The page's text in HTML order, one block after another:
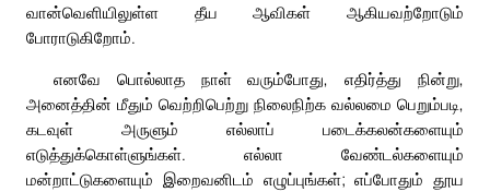
வான்வெளியிலுள்ள தீய ஆவிகள் ஆகியவற்றோடும்
போராடுகிறோம்.
எனவே பொல்லாத நாள் வரும்போது, எதிர்த்து நின்று,
அனைத்தின் மீதும் வெற்றிபெற்று நிலைநிற்க வல்லமை பெறும்படி,
கடவுள் அருளும் எல்லாப் படைக்கலன்களையும்
எடுத்துக்கொள்ளுங்கள். எல்லா வேண்டல்களையும்
மன்றாட்டுகளையும் இறைவனிடம் எழுப்புங்கள்; எப்போதும் தூய